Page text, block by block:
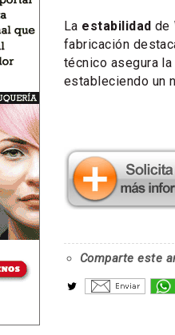
La estabilidad de
fabricación
técnico asegura
estableciendo un
Comparte este